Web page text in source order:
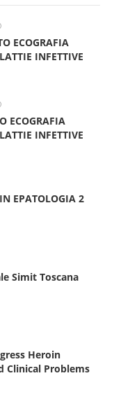
ECOGRAFIA
INFETTIVE
ECOGRAFIA
INFETTIVE
EPATOLOGIA 2
Simit Toscana
Heroin
Clinical Problems